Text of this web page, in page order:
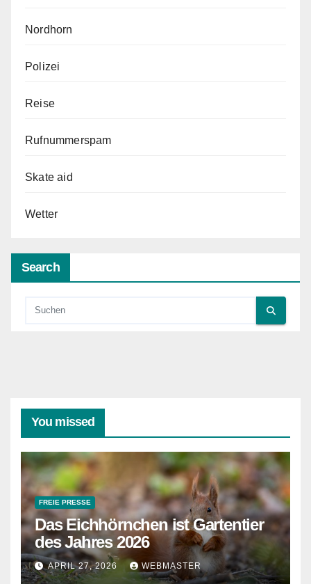
Nordhorn
Polizei
Reise
Rufnummerspam
Skate aid
Wetter
Search
You missed
FREIE PRESSE
Das Eichhörnchen ist Gartentier
des Jahres 2026
APRIL 27, 2026 WEBMASTER